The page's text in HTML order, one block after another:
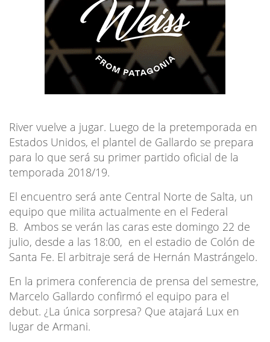
River vuelve a jugar. Luego de la pretemporada en
Estados Unidos, el plantel de Gallardo se prepara
para lo que será su primer partido oficial de la
temporada 2018/19.
El encuentro será ante Central Norte de Salta, un
equipo que milita actualmente en el Federal
B. Ambos se verán las caras este domingo 22 de
julio, desde a las 18:00, en el estadio de Colón de
Santa Fe. El arbitraje será de Hernán Mastrángelo.
En la primera conferencia de prensa del semestre,
Marcelo Gallardo confirmó el equipo para el
debut. ¿La única sorpresa? Que atajará Lux en
lugar de Armani.